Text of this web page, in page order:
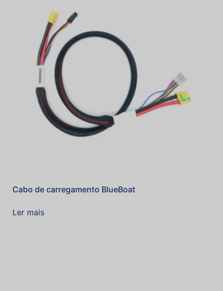
Cabo de carregamento BlueBoat
Ler mais